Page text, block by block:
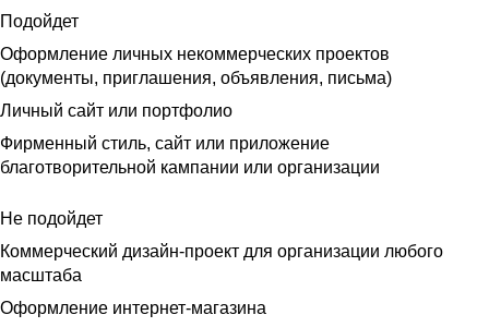
Подойдет
Оформление личных некоммерческих проектов
(документы, приглашения, объявления, письма)
Личный сайт или портфолио
Фирменный стиль, сайт или приложение
благотворительной кампании или организации
Не подойдет
Коммерческий дизайн-проект для организации любого
масштаба
Оформление интернет-магазина